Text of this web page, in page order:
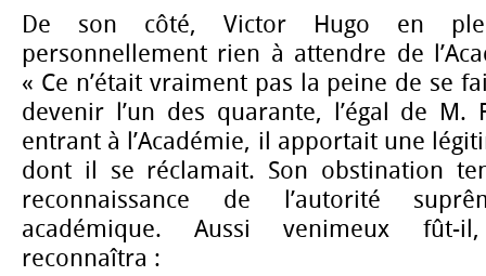
De son côté, Victor Hugo en
personnellement rien à attendre de
« Ce n’était vraiment pas la peine de se
devenir l’un des quarante, l’égal de M.
entrant à l’Académie, il apportait une
dont il se réclamait. Son obstination
reconnaissance de l’autorité
académique. Aussi venimeux fût-
reconnaîtra :